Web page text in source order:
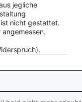
jegliche
nicht gestattet.